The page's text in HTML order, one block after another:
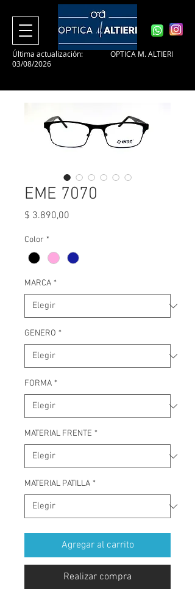
Última actualización:
03/08/2026
OPTICA M. ALTIERI
EME 7070
$ 3.890,00
Color *
MARCA *
GENERO *
FORMA *
MATERIAL FRENTE *
MATERIAL PATILLA *
Agregar al carrito
Realizar compra